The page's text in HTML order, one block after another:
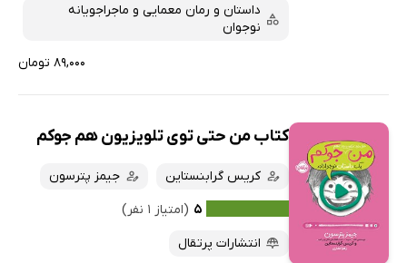
داستان و رمان معمایی و ماجراجویانه
نوجوان
۸۹,۰۰۰ تومان
کتاب من حتی توی تلویزیون هم جوکم
کریس گرابنستاین
جیمز پترسون
۵ (امتیاز ۱ نفر)
انتشارات پرتقال